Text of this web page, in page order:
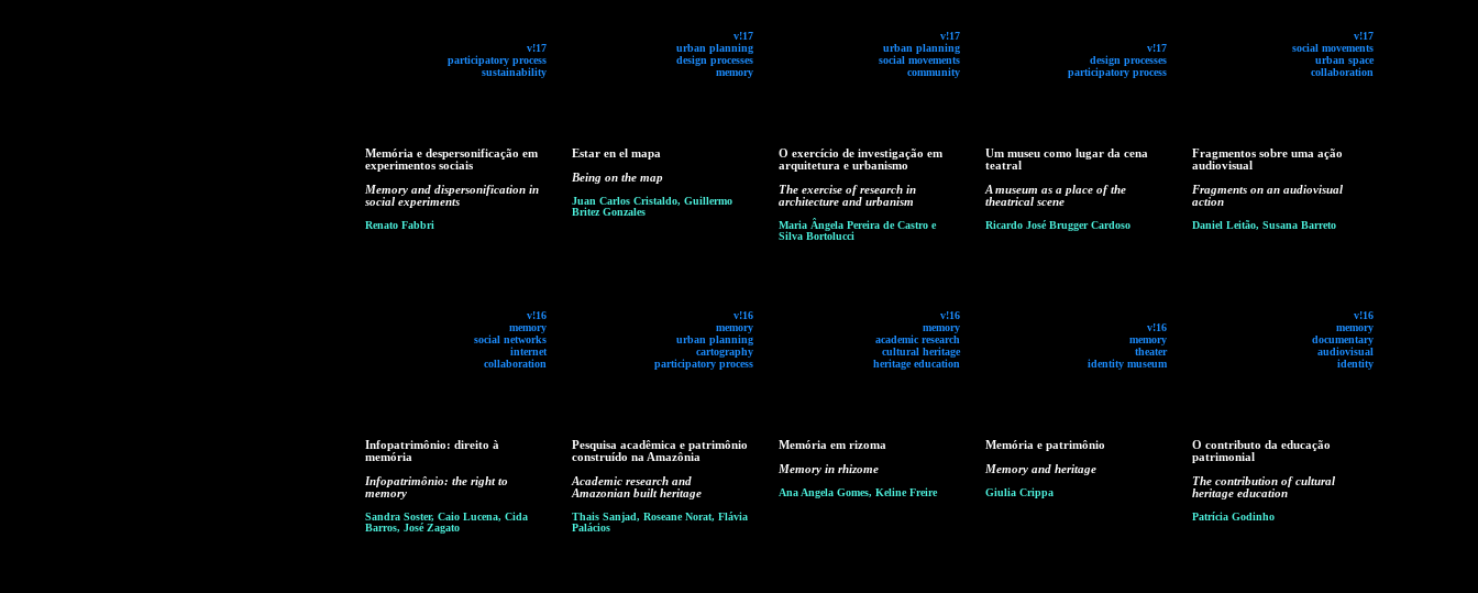
v!17
participatory process
sustainability
v!17
urban planning
design processes
memory
v!17
urban planning
social movements
community
v!17
design processes
participatory process
v!17
social movements
urban space
collaboration
Memória e despersonificação em
experimentos sociais
Memory and dispersonification in
social experiments
Renato Fabbri
v!16
memory
social networks
internet
collaboration
Estar en el mapa
Being on the map
Juan Carlos Cristaldo, Guillermo
Britez Gonzales
v!16
memory
urban planning
cartography
participatory process
O exercício de investigação em
arquitetura e urbanismo
The exercise of research in
architecture and urbanism
Maria Ângela Pereira de Castro e
Silva Bortolucci
v!16
memory
academic research
cultural heritage
heritage education
Um museu como lugar da cena
teatral
A museum as a place of the
theatrical scene
Ricardo José Brugger Cardoso
v!16
memory
theater
identity museum
Fragmentos sobre uma ação
audiovisual
Fragments on an audiovisual
action
Daniel Leitão, Susana Barreto
v!16
memory
documentary
audiovisual
identity
Infopatrimônio: direito à
memória
Infopatrimônio: the right to
memory
Sandra Soster, Caio Lucena, Cida
Barros, José Zagato
Pesquisa acadêmica e patrimônio
construído na Amazônia
Academic research and
Amazonian built heritage
Thais Sanjad, Roseane Norat, Flávia
Palácios
Memória em rizoma
Memory in rhizome
Ana Angela Gomes, Keline Freire
Memória e patrimônio
Memory and heritage
Giulia Crippa
O contributo da educação
patrimonial
The contribution of cultural
heritage education
Patrícia Godinho